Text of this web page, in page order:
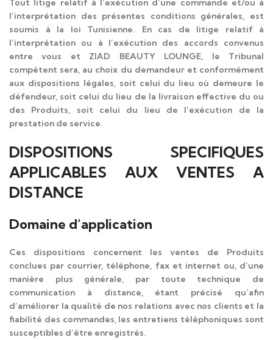
Tout litige relatif à l’exécution d’une commande et/ou à
l’interprétation des présentes conditions générales, est
soumis à la loi Tunisienne. En cas de litige relatif à
l’interprétation ou à l’exécution des accords convenus
entre vous et ZIAD BEAUTY LOUNGE, le Tribunal
compétent sera, au choix du demandeur et conformément
aux dispositions légales, soit celui du lieu où demeure le
défendeur, soit celui du lieu de la livraison effective du ou
des Produits, soit celui du lieu de l’exécution de la
prestation de service.
DISPOSITIONS SPECIFIQUES
APPLICABLES AUX VENTES A
DISTANCE
Domaine d’application
Ces dispositions concernent les ventes de Produits
conclues par courrier, téléphone, fax et internet ou, d’une
manière plus générale, par toute technique de
communication à distance, étant précisé qu’afin
d’améliorer la qualité de nos relations avec nos clients et la
fiabilité des commandes, les entretiens téléphoniques sont
susceptibles d’être enregistrés.